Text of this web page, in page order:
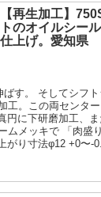
【再生加工】
トのオイルシー
仕上げ。愛知県
す。 そしてシフ
工。この両センタ
円に下研磨加工、
ムメッキで 「肉盛
がり寸法φ12 +0〜-